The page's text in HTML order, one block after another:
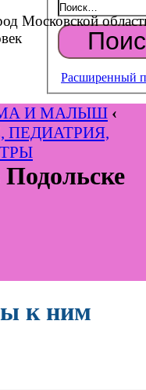
Московской
Расширенный
И МАЛЫШ ‹
ПЕДИАТРИЯ,
к ним